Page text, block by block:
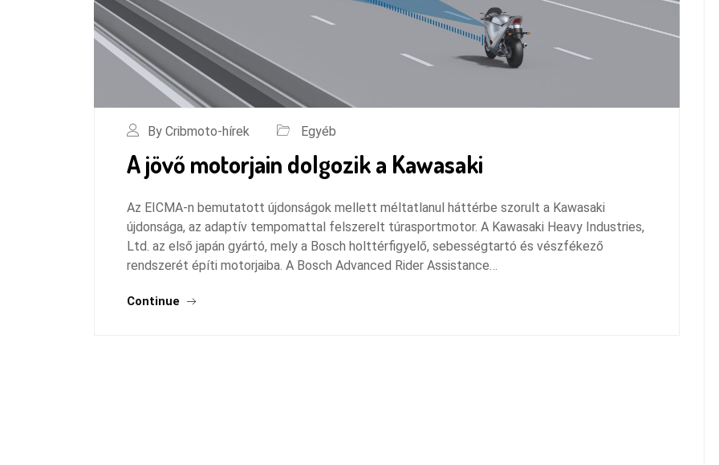
By Cribmoto-hírek Egyéb
A jövő motorjain dolgozik a Kawasaki
Az EICMA-n bemutatott újdonságok mellett méltatlanul háttérbe szorult a Kawasaki
újdonsága, az adaptív tempomattal felszerelt túrasportmotor. A Kawasaki Heavy Industries,
Ltd. az első japán gyártó, mely a Bosch holttérfigyelő, sebességtartó és vészfékező
rendszerét építi motorjaiba. A Bosch Advanced Rider Assistance…
Continue